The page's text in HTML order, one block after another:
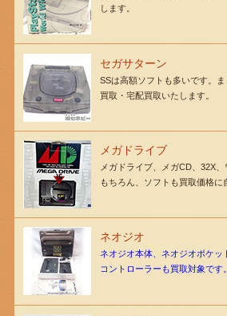
します。
セガサターン
SSは高額ソフトも多いです。
買取・宅配買取いたします。
メガドライブ
メガドライブ、メガCD、32X
もちろん、ソフトも買取価格に
ネオジオ
ネオジオ本体、ネオジオポケッ
コントローラーも買取対象です。